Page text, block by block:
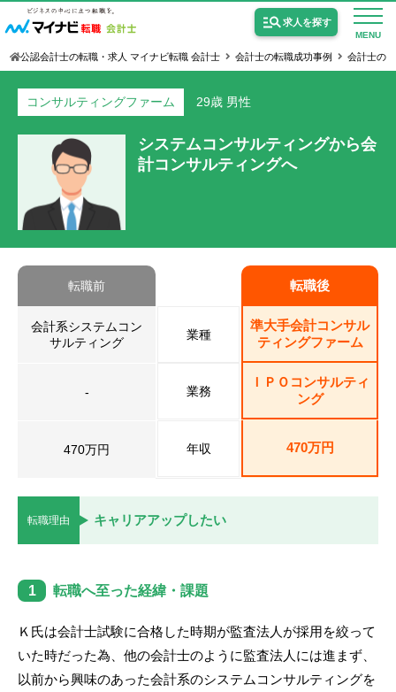
MENU
求人を探す
公認会計士の求人
USCPA（米国公認会計士）の求人
女性会計士の転職
ご利用ガイド
非公開求人とは？
サービス紹介
求人情報
公認会計士の転職・求人 マイナビ転職 会計士 会計士の転職成功事例 会計士の
コンサルティングファーム 29歳 男性
システムコンサルティングから会
計コンサルティングへ
転職前 転職後
会計系システムコン
サルティング
業種
準大手会計コンサル
ティングファーム
- 業務
ＩＰＯコンサルティ
ング
470万円 年収 470万円
転職理由 キャリアアップしたい
1 転職へ至った経緯・課題
Ｋ氏は会計士試験に合格した時期が監査法人が採用を絞って
いた時だった為、他の会計士のように監査法人には進まず、
以前から興味のあった会計系のシステムコンサルティングを